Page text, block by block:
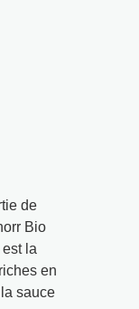
de
Bio
la
en
sauce